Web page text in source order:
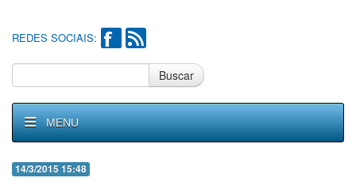
REDES SOCIAIS:
Buscar
MENU
14/3/2015 15:48